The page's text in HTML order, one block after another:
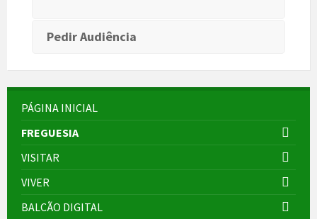
Pedir Audiência
PÁGINA INICIAL
FREGUESIA
VISITAR
VIVER
BALCÃO DIGITAL